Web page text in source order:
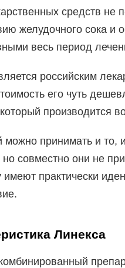
средств не
желудочного сока и
весь период
российским
его чуть
производится
можно принимать и то,
но совместно они не
имеют практически
Линекса